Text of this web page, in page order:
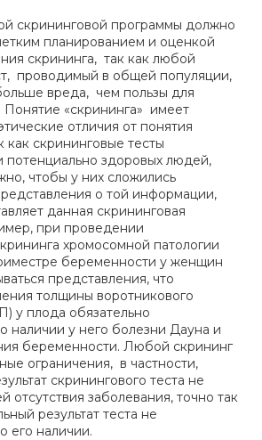
скрининговой программы должно
планированием и оценкой
скрининга, так как любой
проводимый в общей популяции,
вреда, чем пользы для
«скрининга» имеет
отличия от понятия
как скрининговые тесты
потенциально здоровых людей,
чтобы у них сложились
о той информации,
данная скрининговая
при проведении
хромосомной патологии
беременности у женщин
представления, что
толщины воротникового
у плода обязательно
наличии у него болезни Дауна и
беременности. Любой скрининг
ограничения, в частности,
скринингового теста не
отсутствия заболевания, точно так
результат теста не
его наличии.